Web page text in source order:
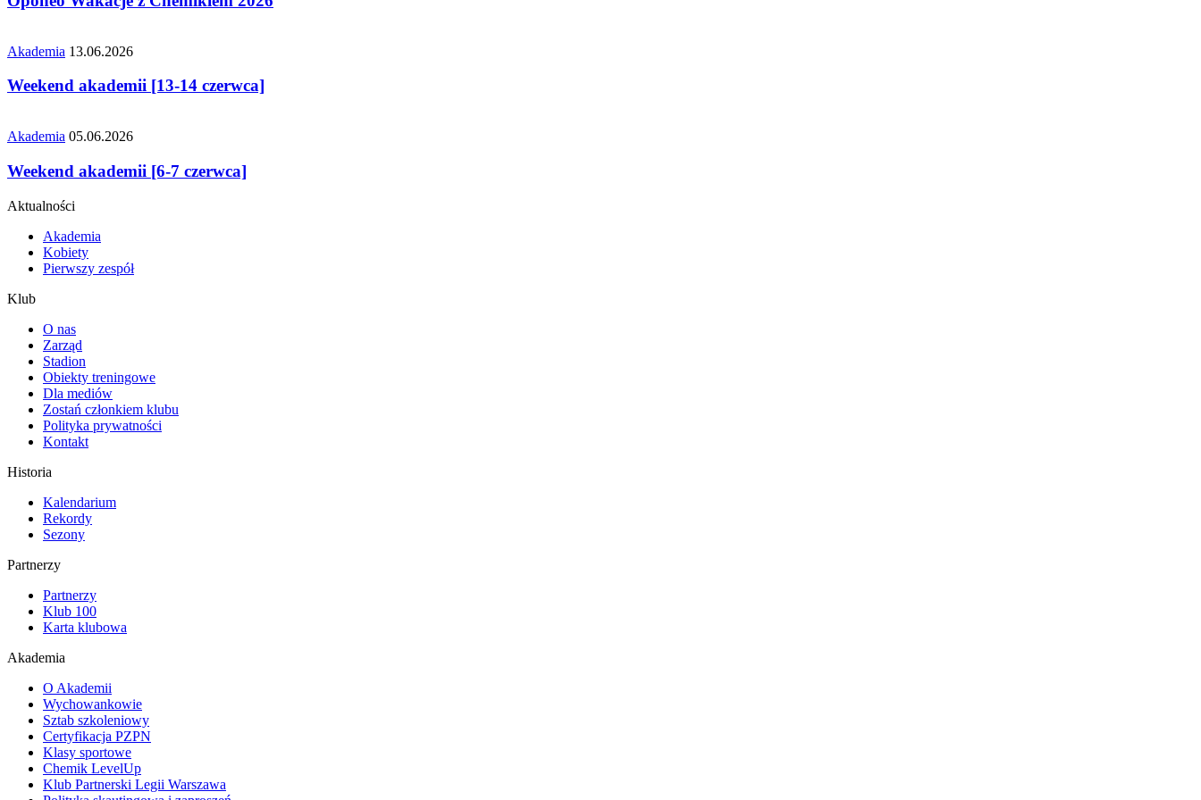
Akademia 13.06.2026
Weekend akademii [13-14 czerwca]
Akademia 05.06.2026
Weekend akademii [6-7 czerwca]
Aktualności
Akademia
Kobiety
Pierwszy zespół
Klub
O nas
Zarząd
Stadion
Obiekty treningowe
Dla mediów
Zostań członkiem klubu
Polityka prywatności
Kontakt
Historia
Kalendarium
Rekordy
Sezony
Partnerzy
Partnerzy
Klub 100
Karta klubowa
Akademia
O Akademii
Wychowankowie
Sztab szkoleniowy
Certyfikacja PZPN
Klasy sportowe
Chemik LevelUp
Klub Partnerski Legii Warszawa